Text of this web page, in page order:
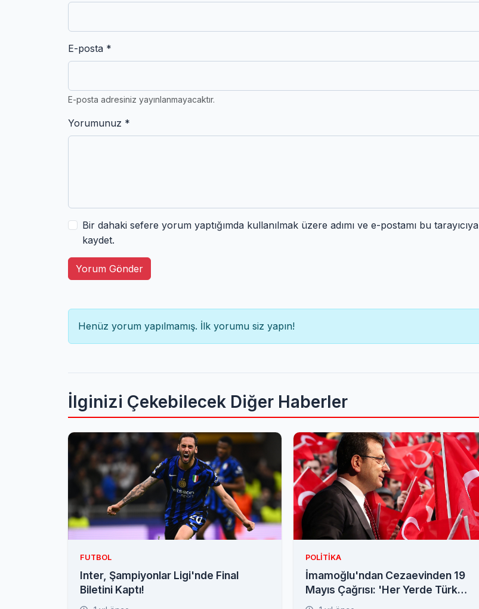
E-posta *
E-posta adresiniz yayınlanmayacaktır.
Yorumunuz *
Bir dahaki sefere yorum yaptığımda kullanılmak üzere adımı ve e-postamı bu tarayıcıya
kaydet.
Yorum Gönder
Henüz yorum yapılmamış. İlk yorumu siz yapın!
İlginizi Çekebilecek Diğer Haberler
FUTBOL
Inter, Şampiyonlar Ligi'nde Final
Biletini Kaptı!
POLITIKA
İmamoğlu'ndan Cezaevinden 19
Mayıs Çağrısı: 'Her Yerde Türk
Bayrağımız Olsun'